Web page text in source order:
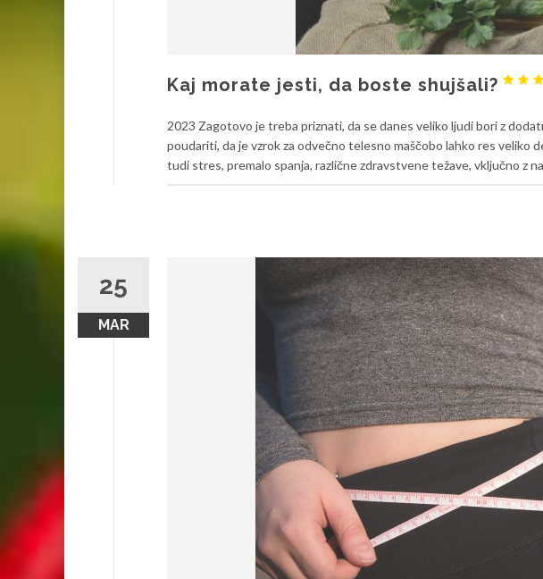
Kaj morate jesti, da boste shujšali?
2023 Zagotovo je treba priznati, da se danes veliko ljudi bori z
poudariti, da je vzrok za odvečno telesno maščobo lahko res veliko
tudi stres, premalo spanja, različne zdravstvene težave, vključno z
25
MAR